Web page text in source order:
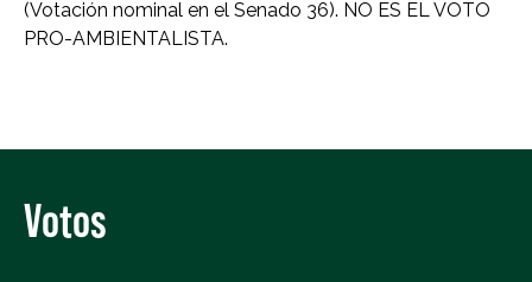
(Votación nominal en el Senado 36). NO ES EL VOTO
PRO-AMBIENTALISTA.
Votos